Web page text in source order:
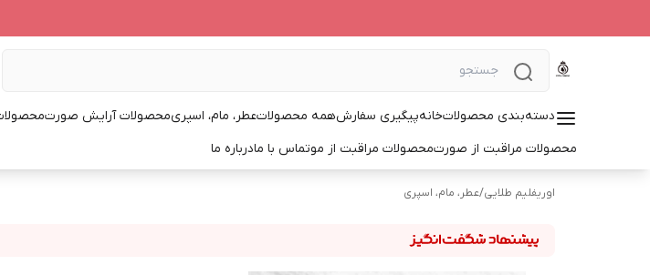
دسته‌بندی محصولاتخانهپیگیری سفارشهمه محصولاتعطر، مام، اسپریمحصولات آرایش صورت
محصولات مراقبت از صورتمحصولات مراقبت از موتماس با مادرباره ما
اوریفلیم طلایی/عطر، مام، اسپری